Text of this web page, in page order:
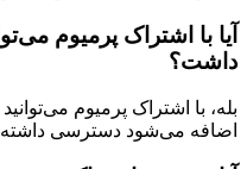
آیا با اشتراک پرمیوم
داشت؟
بله، با اشتراک پرمیوم
اضافه می‌شود دسترسی داشته